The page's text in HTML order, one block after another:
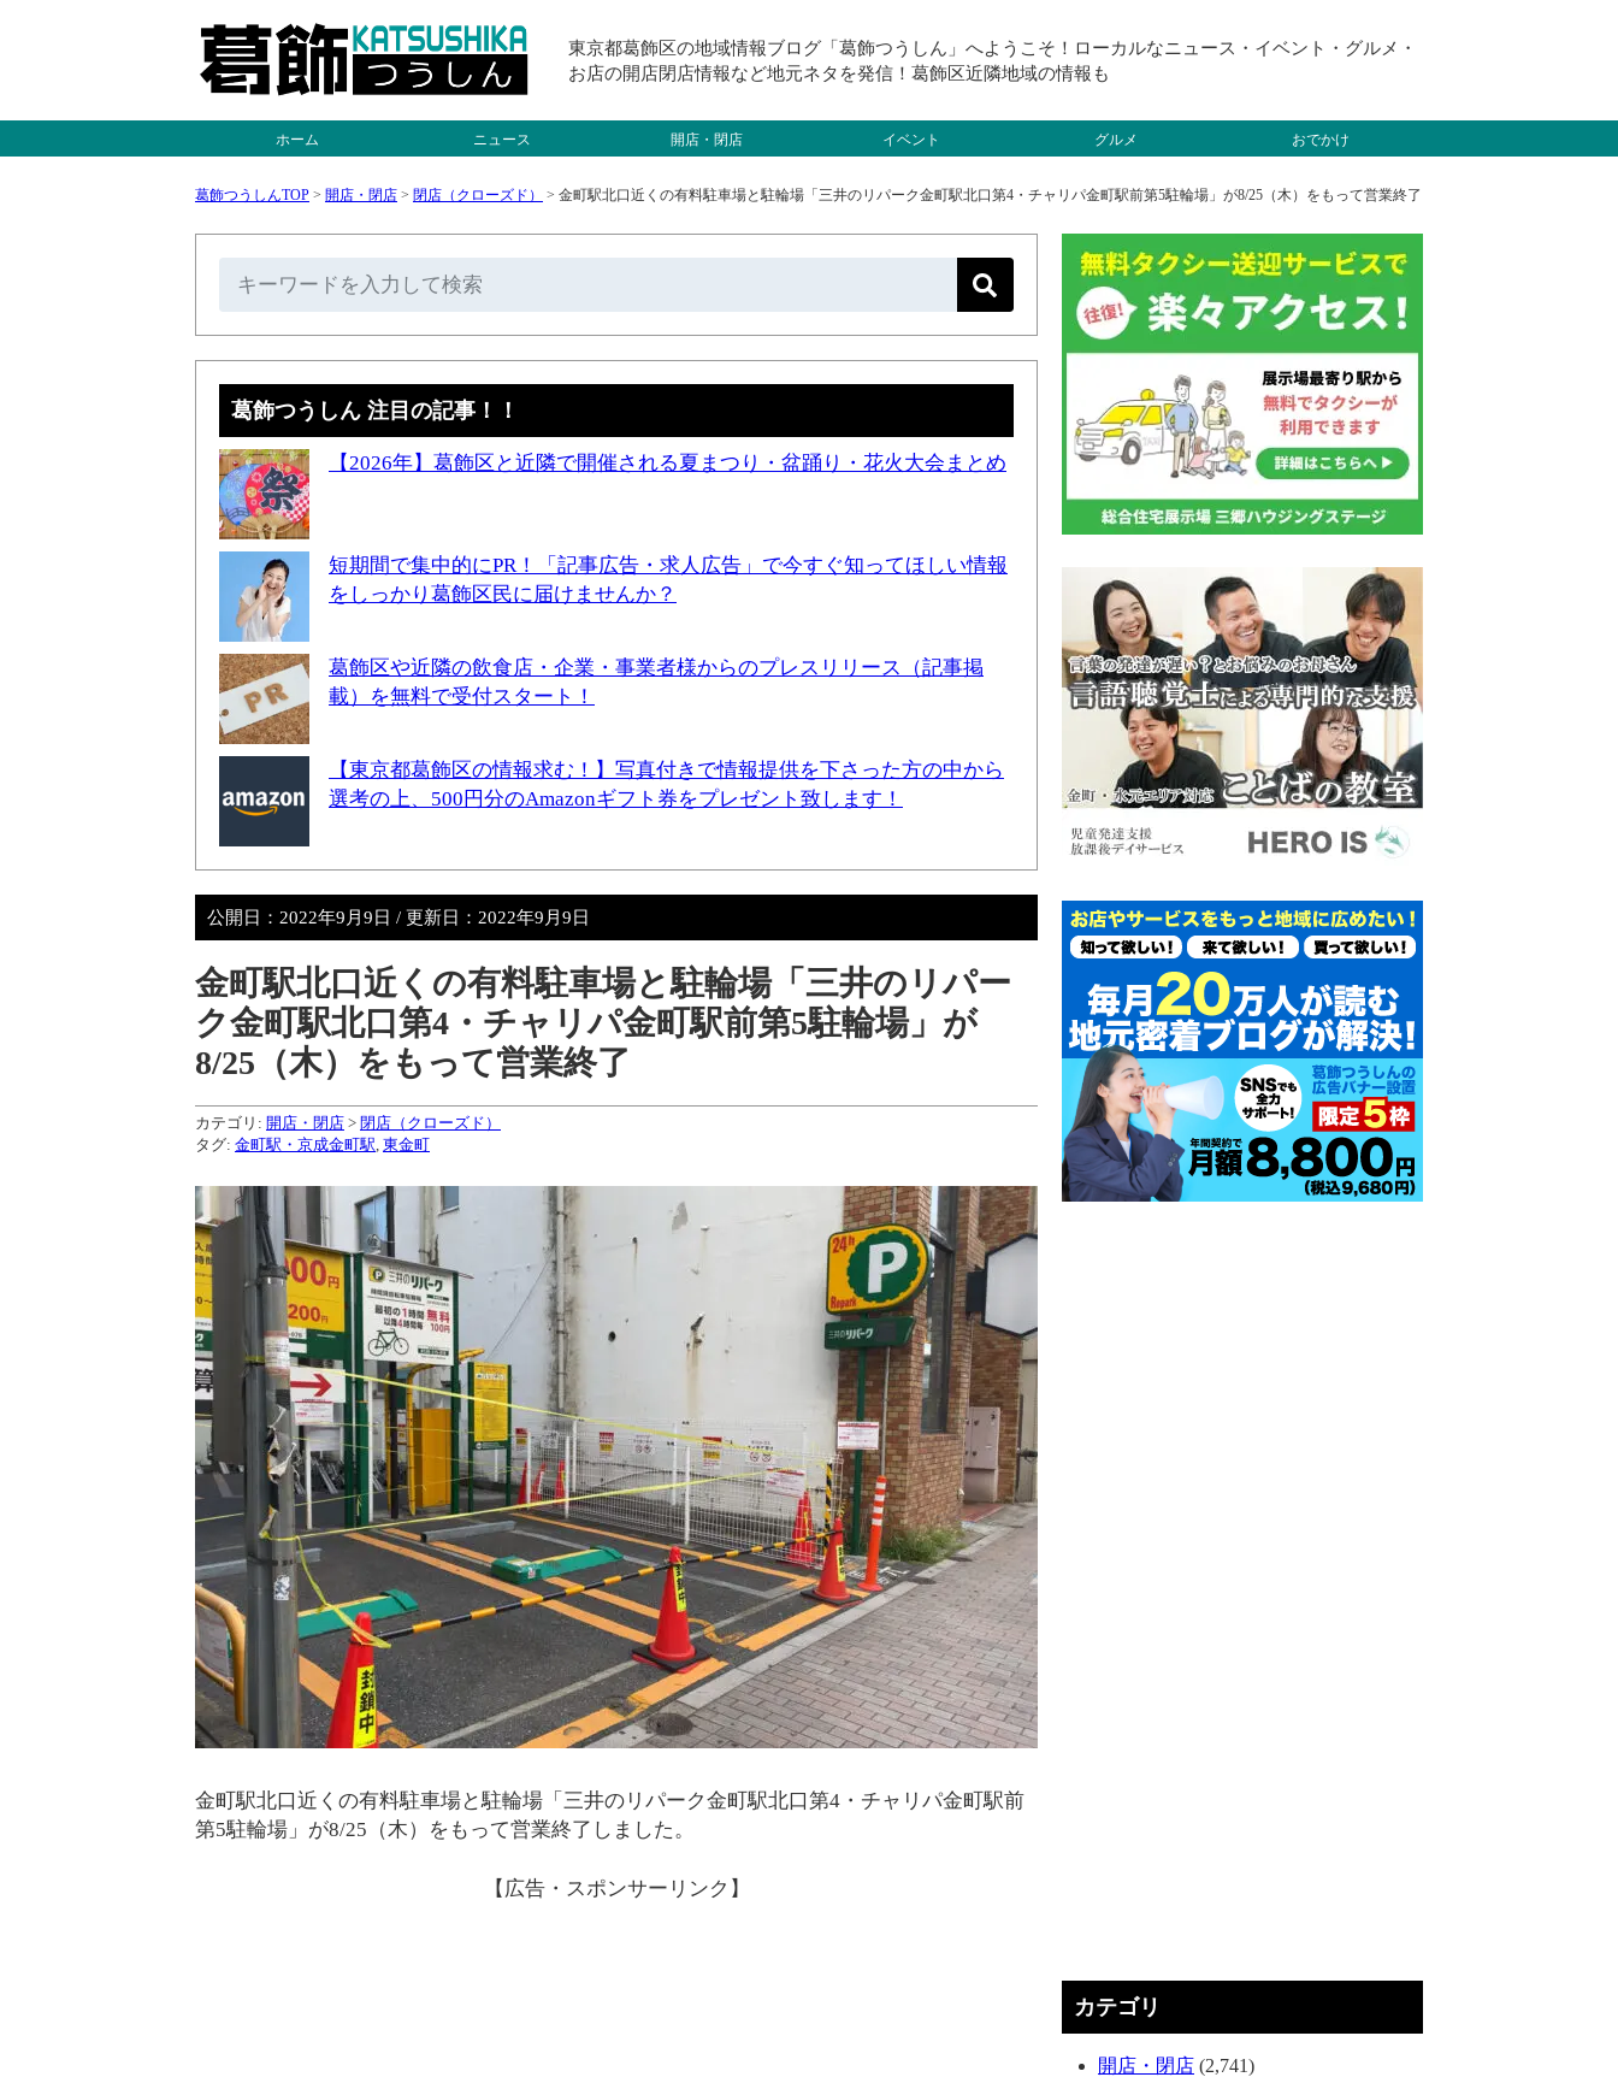
東京都葛飾区の地域情報ブログ「葛飾つうしん」へようこそ！ローカルなニュース・イベント・グルメ・
お店の開店閉店情報など地元ネタを発信！葛飾区近隣地域の情報も
ホーム ニュース 開店・閉店 イベント グルメ おでかけ
葛飾つうしんTOP > 開店・閉店 > 閉店（クローズド） > 金町駅北口近くの有料駐車場と駐輪場「三井のリパーク金町駅北口第4・チャリパ金町駅前第5駐輪場」が8/25（木）をもって営業終了
葛飾つうしん 注目の記事！！
【2026年】葛飾区と近隣で開催される夏まつり・盆踊り・花火大会まとめ
短期間で集中的にPR！「記事広告・求人広告」で今すぐ知ってほしい情報
をしっかり葛飾区民に届けませんか？
葛飾区や近隣の飲食店・企業・事業者様からのプレスリリース（記事掲
載）を無料で受付スタート！
【東京都葛飾区の情報求む！】写真付きで情報提供を下さった方の中から
選考の上、500円分のAmazonギフト券をプレゼント致します！
公開日： 2022年9月9日 / 更新日： 2022年9月9日
金町駅北口近くの有料駐車場と駐輪場「三井のリパー
ク金町駅北口第4・チャリパ金町駅前第5駐輪場」が
8/25（木）をもって営業終了
カテゴリ: 開店・閉店 > 閉店（クローズド）
タグ: 金町駅・京成金町駅 東金町
金町駅北口近くの有料駐車場と駐輪場「三井のリパーク金町駅北口第4・チャリパ金町駅前
第5駐輪場」が8/25（木）をもって営業終了しました。
【広告・スポンサーリンク】
カテゴリ
開店・閉店 (2,741)